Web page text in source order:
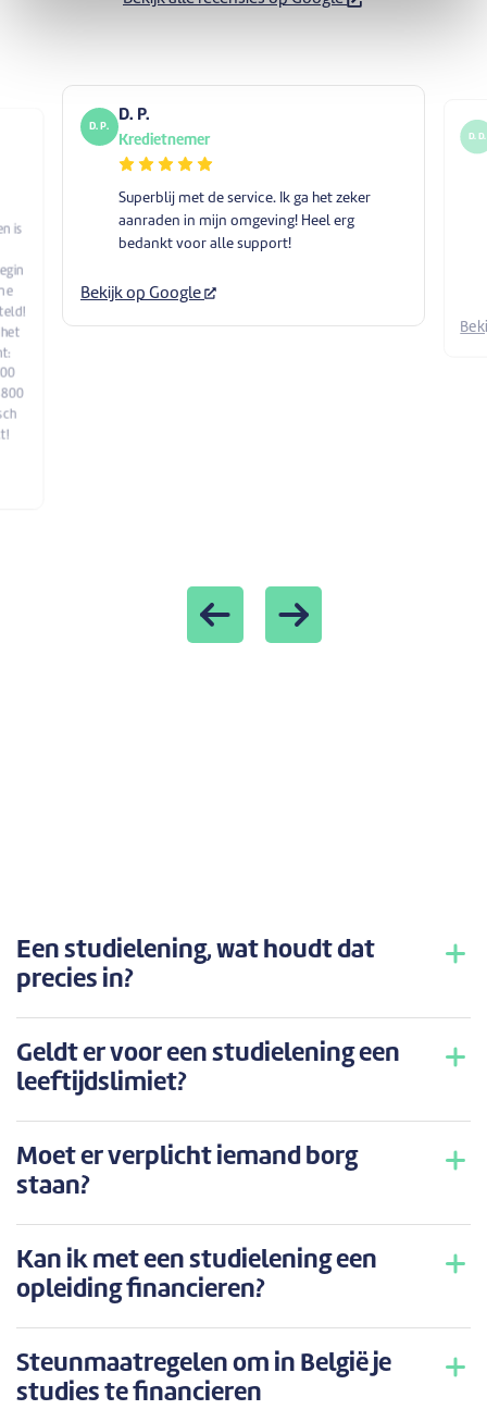
is
800
D. P.
D. P.
Kredietnemer
Superblij met de service. Ik ga het zeker
aanraden in mijn omgeving! Heel erg
bedankt voor alle support!
Bekijk op Google
D. D.
Een studielening, wat houdt dat
precies in?
Geldt er voor een studielening een
leeftijdslimiet?
Moet er verplicht iemand borg
staan?
Kan ik met een studielening een
opleiding financieren?
Steunmaatregelen om in België je
studies te financieren